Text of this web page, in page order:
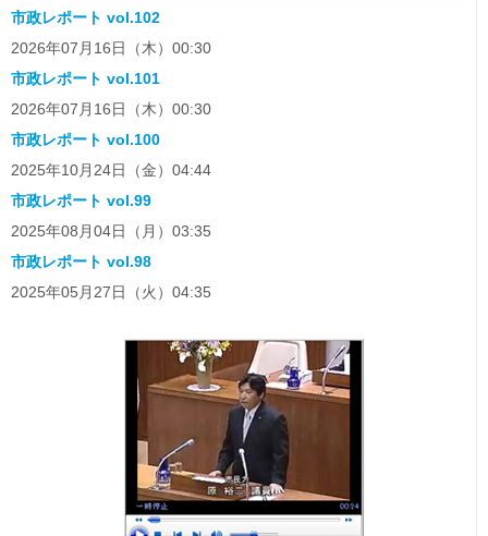
市政レポート vol.102
2026年07月16日（木）00:30
市政レポート vol.101
2026年07月16日（木）00:30
市政レポート vol.100
2025年10月24日（金）04:44
市政レポート vol.99
2025年08月04日（月）03:35
市政レポート vol.98
2025年05月27日（火）04:35